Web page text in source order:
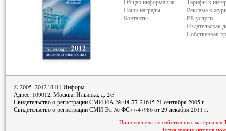
Наши награды
Контакты
Реклама в
PR-услуги
Издательская
Собственная
© 2005–2012 ТПП-Информ
Адрес: 109012, Москва, Ильинка, д. 2/5
Свидетельство о регистрации СМИ ИА № ФС77-21645 21 сентября 2005 г.
Свидетельство о регистрации СМИ Эл № ФС77-47986 от 29 декабря 2011 г.
При перепечатке собственных